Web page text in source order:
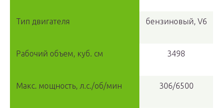
Тип двигателя бензиновый, V6
Рабочий объем, куб. см 3498
Макс. мощность, л.с./об/мин 306/6500